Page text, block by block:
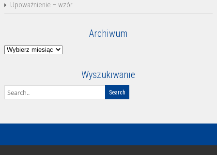
Upoważnienie – wzór
Archiwum
Archiwum
Wyszukiwanie